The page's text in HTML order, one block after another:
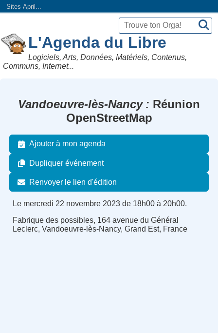
Sites April...
L'Agenda du Libre
Logiciels, Arts, Données, Matériels, Contenus,
Communs, Internet...
Vandoeuvre-lès-Nancy
Réunion
OpenStreetMap
Ajouter à mon agenda
Dupliquer événement
Renvoyer le lien d'édition
Le mercredi 22 novembre 2023 de 18h00 à 20h00.
Fabrique des possibles, 164 avenue du Général
Leclerc, Vandoeuvre-lès-Nancy, Grand Est, France